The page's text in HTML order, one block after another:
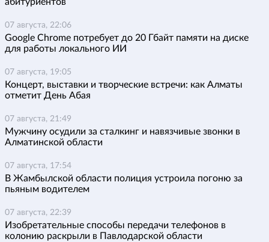
абитуриентов
07 августа, 22:06
Google Chrome потребует до 20 Гбайт памяти на диске
для работы локального ИИ
07 августа, 19:05
Концерт, выставки и творческие встречи: как Алматы
отметит День Абая
07 августа, 21:49
Мужчину осудили за сталкинг и навязчивые звонки в
Алматинской области
07 августа, 17:54
В Жамбылской области полиция устроила погоню за
пьяным водителем
07 августа, 22:39
Изобретательные способы передачи телефонов в
колонию раскрыли в Павлодарской области